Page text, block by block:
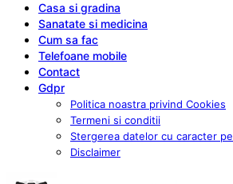
Casa si gradina
Sanatate si medicina
Cum sa fac
Telefoane mobile
Contact
Gdpr
Politica noastra privind Cookies
Termeni si conditii
Stergerea datelor cu caracter
Disclaimer